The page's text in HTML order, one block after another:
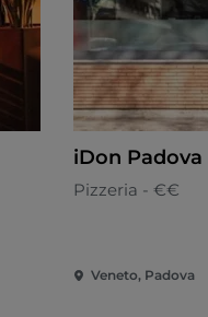
iDon Padova
Pizzeria - €€
Veneto, Padova